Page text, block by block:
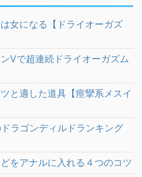
女になる【ドライオーガズ
Vで超連続ドライオーガズム
と適した道具【痙攣系メスイ
ラゴンディルドランキング
をアナルに入れる４つのコツ